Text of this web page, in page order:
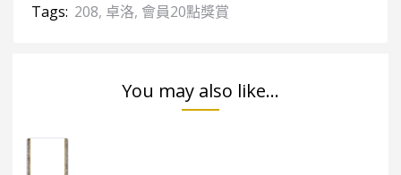
Tags: 208, 卓洛, 會員20點獎賞
You may also like...